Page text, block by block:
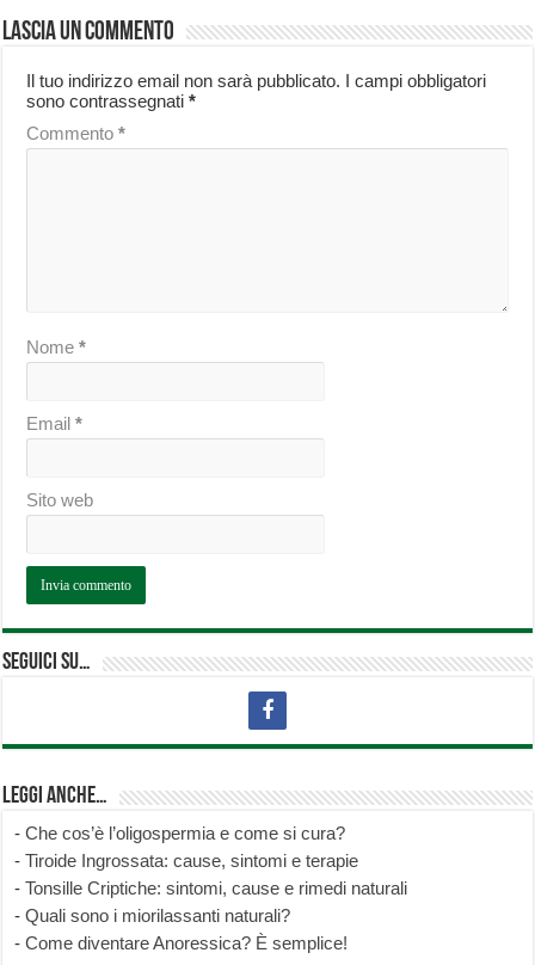
Lascia un commento
Il tuo indirizzo email non sarà pubblicato. I campi obbligatori
sono contrassegnati*
Commento*
Nome*
Email*
Sito web
Seguici su…
Leggi anche…
-Che cos’è l’oligospermia e come si cura?
-Tiroide Ingrossata: cause, sintomi e terapie
-Tonsille Criptiche: sintomi, cause e rimedi naturali
-Quali sono i miorilassanti naturali?
-Come diventare Anoressica? È semplice!